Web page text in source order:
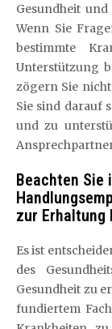
Gesundheit
Wenn Sie
bestimmte
Unterstützung
zögern Sie
Sie sind darauf
und zu
Beachten Sie
zur Erhaltung
Es ist
des
Gesundheit zu
fundiertem